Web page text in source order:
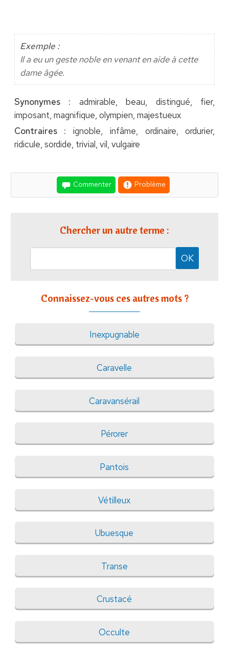
Exemple :
Il a eu un geste noble en venant en aide à cette
dame âgée.
Synonymes : admirable, beau, distingué, fier,
imposant, magnifique, olympien, majestueux
Contraires : ignoble, infâme, ordinaire, ordurier,
ridicule, sordide, trivial, vil, vulgaire
Commenter Problème
Chercher un autre terme :
Connaissez-vous ces autres mots ?
Inexpugnable
Caravelle
Caravansérail
Pérorer
Pantois
Vétilleux
Ubuesque
Transe
Crustacé
Occulte